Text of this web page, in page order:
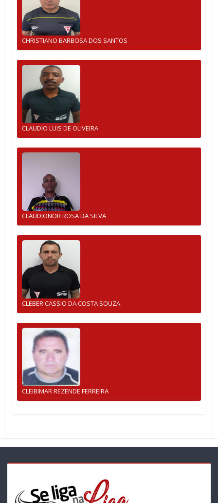
CHRISTIANO BARBOSA DOS SANTOS
CLAUDIO LUIS DE OLIVEIRA
CLAUDIONOR ROSA DA SILVA
CLEBER CASSIO DA COSTA SOUZA
CLEIBIMAR REZENDE FERREIRA